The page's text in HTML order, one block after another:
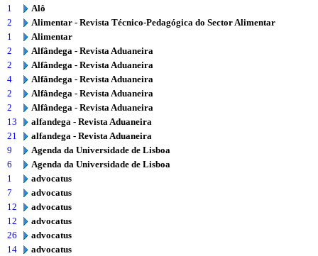
1
Alô
2
Alimentar - Revista Técnico-Pedagógica do Sector Alimentar
1
Alimentar
2
Alfândega - Revista Aduaneira
2
Alfândega - Revista Aduaneira
4
Alfândega - Revista Aduaneira
2
Alfândega - Revista Aduaneira
2
Alfândega - Revista Aduaneira
13
alfandega - Revista Aduaneira
21
alfandega - Revista Aduaneira
9
Agenda da Universidade de Lisboa
6
Agenda da Universidade de Lisboa
1
advocatus
7
advocatus
12
advocatus
12
advocatus
26
advocatus
14
advocatus